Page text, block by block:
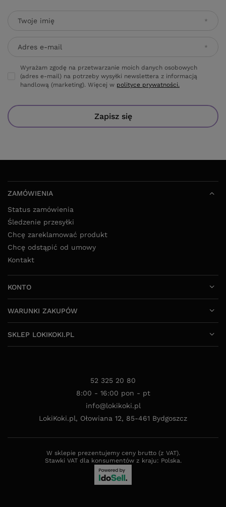
Twoje imię
Adres e-mail
Wyrażam zgodę na przetwarzanie moich danych osobowych
(adres e-mail) na potrzeby wysyłki newslettera z informacją
handlową (marketing). Więcej w polityce prywatności.
Zapisz się
ZAMÓWIENIA
Status zamówienia
Śledzenie przesyłki
Chcę zareklamować produkt
Chcę odstąpić od umowy
Kontakt
KONTO
WARUNKI ZAKUPÓW
SKLEP LOKIKOKI.PL
52 325 20 80
8:00 - 16:00 pon - pt
info@lokikoki.pl
LokiKoki.pl, Ołowiana 12, 85-461 Bydgoszcz
W sklepie prezentujemy ceny brutto (z VAT).
Stawki VAT dla konsumentów z kraju: Polska.